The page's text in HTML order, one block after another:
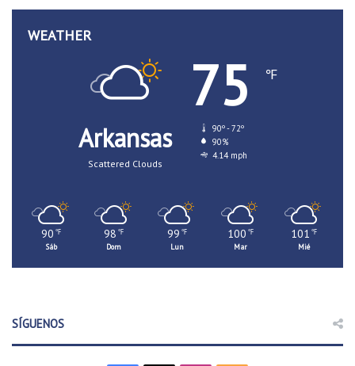
WEATHER
Arkansas
Scattered Clouds
75 ℉
90º - 72º
90%
4.14 mph
90 ℉
Sáb
98 ℉
Dom
99 ℉
Lun
100 ℉
Mar
101 ℉
Mié
SÍGUENOS